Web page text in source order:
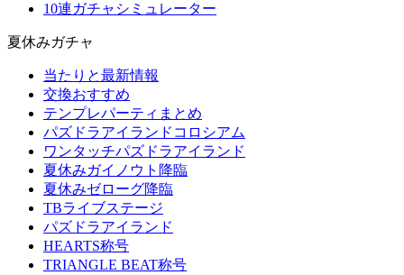
10連ガチャシミュレーター
夏休みガチャ
当たりと最新情報
交換おすすめ
テンプレパーティまとめ
パズドラアイランドコロシアム
ワンタッチパズドラアイランド
夏休みガイノウト降臨
夏休みゼローグ降臨
TBライブステージ
パズドラアイランド
HEARTS称号
TRIANGLE BEAT称号